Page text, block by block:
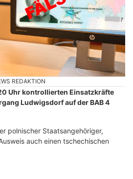
REDAKTION
Uhr kontrollierten Einsatzkräfte
Ludwigsdorf auf der BAB 4
polnischer Staatsangehöriger,
auch einen tschechischen